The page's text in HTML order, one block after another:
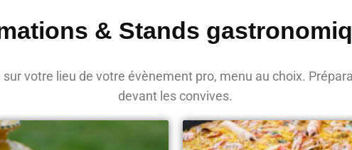
& Stands
votre lieu de votre évènement pro, menu au choix.
devant les convives.